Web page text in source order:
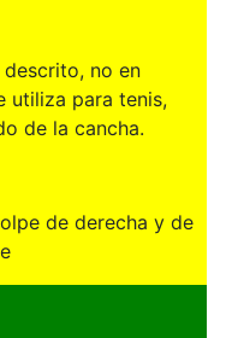
no en
utiliza para tenis,
de la cancha.
de derecha y de